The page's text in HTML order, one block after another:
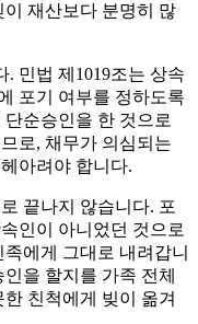
재산보다 분명히 많
민법 제1019조는 상속
포기 여부를 정하도록
순승인을 한 것으로
로, 채무가 의심되는
아려야 합니다.
끝나지 않습니다. 포
인이 아니었던 것으로
에게 그대로 내려갑니
을 할지를 가족 전체
친척에게 빚이 옮겨